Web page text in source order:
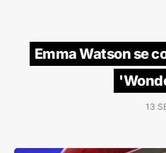
Emma Watson se
13